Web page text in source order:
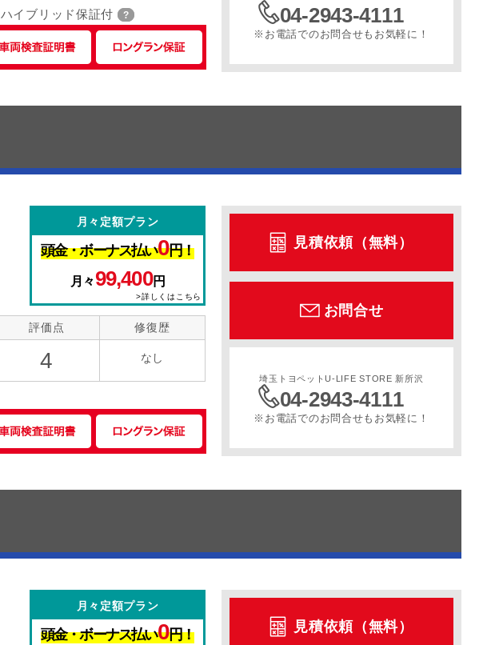
ハイブリッド保証付 04-2943-4111
※お電話でのお問合せもお気軽に！
月々定額プラン
頭金・ボーナス払い0円！
月々99,400円
>詳しくはこちら
評価点
4
修復歴
なし
見積依頼（無料）
お問合せ
埼玉トヨペットU-LIFE STORE 新所沢
04-2943-4111
※お電話でのお問合せもお気軽に！
月々定額プラン
頭金・ボーナス払い0円！ 見積依頼（無料）